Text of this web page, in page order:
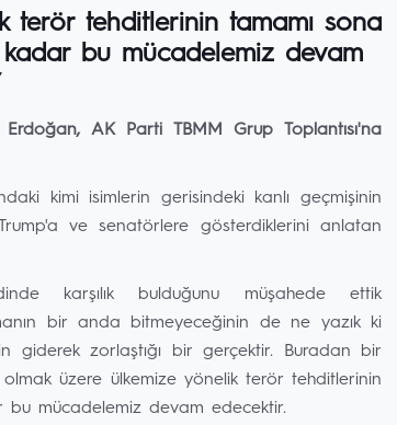
terör tehditlerinin tamamı sona
bu mücadelemiz devam
AK Parti TBMM Grup Toplantısı'na
kimi isimlerin gerisindeki kanlı geçmişinin
ve senatörlere gösterdiklerini anlatan
karşılık bulduğunu müşahede ettik
bir anda bitmeyeceğinin de ne yazık ki
giderek zorlaştığı bir gerçektir. Buradan bir
üzere ülkemize yönelik terör tehditlerinin
mücadelemiz devam edecektir.